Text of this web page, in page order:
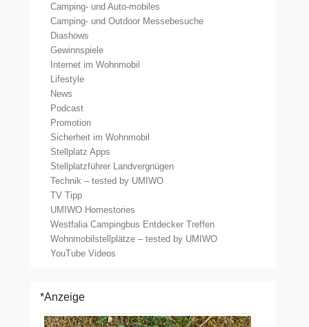
Camping- und Auto-mobiles
Camping- und Outdoor Messebesuche
Diashows
Gewinnspiele
Internet im Wohnmobil
Lifestyle
News
Podcast
Promotion
Sicherheit im Wohnmobil
Stellplatz Apps
Stellplatzführer Landvergnügen
Technik – tested by UMIWO
TV Tipp
UMIWO Homestories
Westfalia Campingbus Entdecker Treffen
Wohnmobilstellplätze – tested by UMIWO
YouTube Videos
*Anzeige